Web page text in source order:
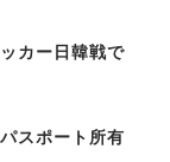
カー日韓戦で
スポート所有